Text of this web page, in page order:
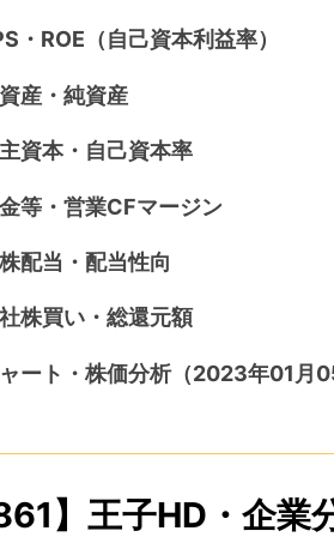
・ROE（自己資本利益率）
産・純資産
資本・自己資本率
等・営業CFマージン
配当・配当性向
株買い・総還元額
ート・株価分析（2023年01月
】王子HD・企業